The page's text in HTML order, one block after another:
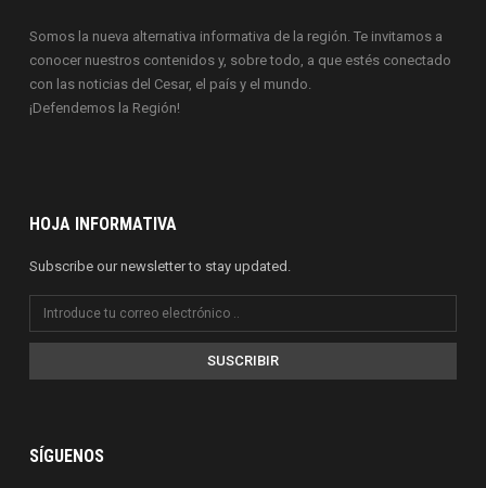
Somos la nueva alternativa informativa de la región. Te invitamos a
conocer nuestros contenidos y, sobre todo, a que estés conectado
con las noticias del Cesar, el país y el mundo.
¡Defendemos la Región!
HOJA INFORMATIVA
Subscribe our newsletter to stay updated.
SUSCRIBIR
SÍGUENOS